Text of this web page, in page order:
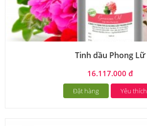
Tinh dầu Phong Lữ
16.117.000 đ
Đặt hàng Yêu thích